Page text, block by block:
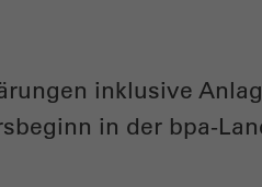
inklusive
in der bpa-